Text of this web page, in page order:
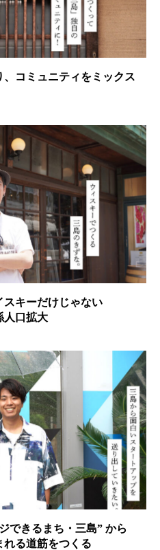
、コミュニティをミックス
スキーだけじゃない
人口拡大
できるまち・三島” から
れる道筋をつくる